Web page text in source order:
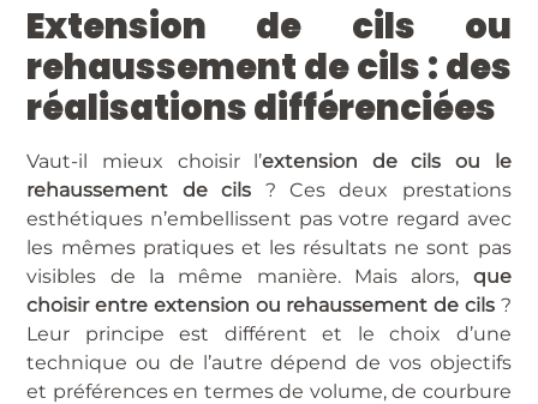
Extension de cils ou
rehaussement de cils : des
réalisations différenciées
Vaut-il mieux choisir l’extension de cils ou le
rehaussement de cils ? Ces deux prestations
esthétiques n’embellissent pas votre regard avec
les mêmes pratiques et les résultats ne sont pas
visibles de la même manière. Mais alors, que
choisir entre extension ou rehaussement de cils?
Leur principe est différent et le choix d’une
technique ou de l’autre dépend de vos objectifs
et préférences en termes de volume, de courbure